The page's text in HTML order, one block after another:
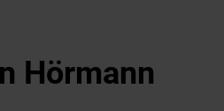
Hörmann